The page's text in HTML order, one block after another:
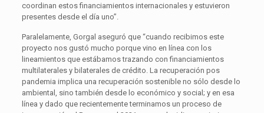
coordinan estos financiamientos internacionales y estuvieron
presentes desde el día uno”.
Paralelamente, Gorgal aseguró que “cuando recibimos este
proyecto nos gustó mucho porque vino en línea con los
lineamientos que estábamos trazando con financiamientos
multilaterales y bilaterales de crédito. La recuperación pos
pandemia implica una recuperación sostenible no sólo desde lo
ambiental, sino también desde lo económico y social; y en esa
línea y dado que recientemente terminamos un proceso de